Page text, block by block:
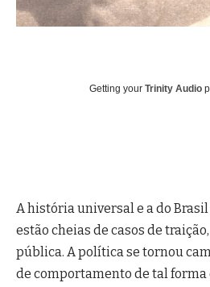
Getting your Trinity Audio
A história universal e a do
estão cheias de casos de
pública. A política se tornou
de comportamento de tal forma